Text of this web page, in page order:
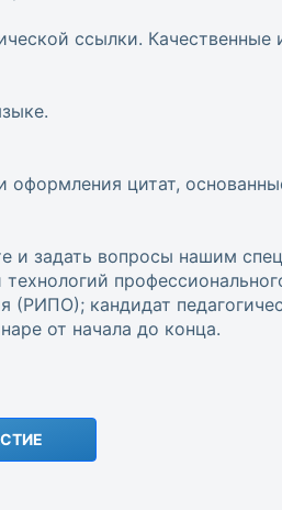
ссылки. Качественные
цитат,
и задать вопросы нашим
(РИПО); кандидат
от начала до конца.